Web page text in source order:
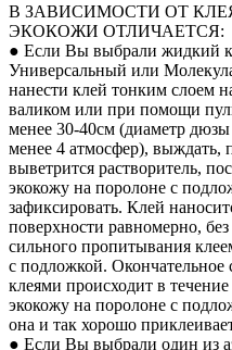
В ЗАВИСИМОСТИ ОТ
ЭКОКОЖИ ОТЛИЧАЕТСЯ:
● Если Вы выбрали жидкий
Универсальный или
нанести клей тонким слоем
валиком или при помощи
менее 30-40см (диаметр
менее 4 атмосфер), выждать,
выветрится растворитель,
экокожу на поролоне с
зафиксировать. Клей
поверхности равномерно,
сильного пропитывания
с подложкой.
клеями происходит в
экокожу на поролоне с
она и так хорошо
● Если Вы выбрали один из